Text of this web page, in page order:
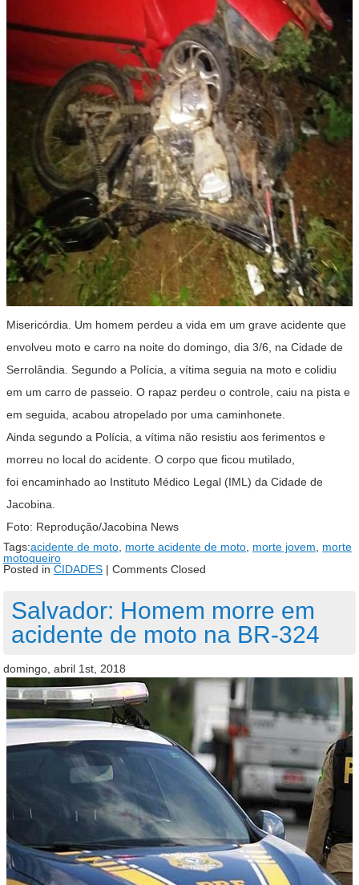
Misericórdia. Um homem perdeu a vida em um grave acidente que
envolveu moto e carro na noite do domingo, dia 3/6, na Cidade de
Serrolândia. Segundo a Polícia, a vítima seguia na moto e colidiu
em um carro de passeio. O rapaz perdeu o controle, caiu na pista e
em seguida, acabou atropelado por uma caminhonete.
Ainda segundo a Polícia, a vítima não resistiu aos ferimentos e
morreu no local do acidente. O corpo que ficou mutilado,
foi encaminhado ao Instituto Médico Legal (IML) da Cidade de
Jacobina.
Foto: Reprodução/Jacobina News
Tags:acidente de moto morte acidente de moto morte jovem
morte
motoqueiro
Posted in CIDADES | Comments Closed
Salvador: Homem morre em
acidente de moto na BR-324
domingo, abril 1st, 2018